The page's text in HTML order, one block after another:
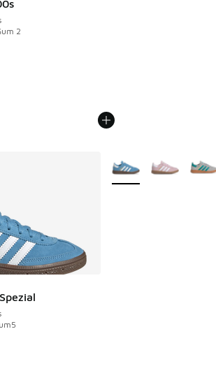
2
promotion. Prix en baisse de € 69,99 à
Plus de couleurs